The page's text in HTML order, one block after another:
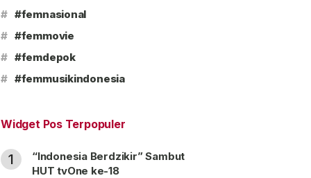
# #femnasional
# #femmovie
# #femdepok
# #femmusikindonesia
Widget Pos Terpopuler
1
“Indonesia Berdzikir” Sambut
HUT tvOne ke-18